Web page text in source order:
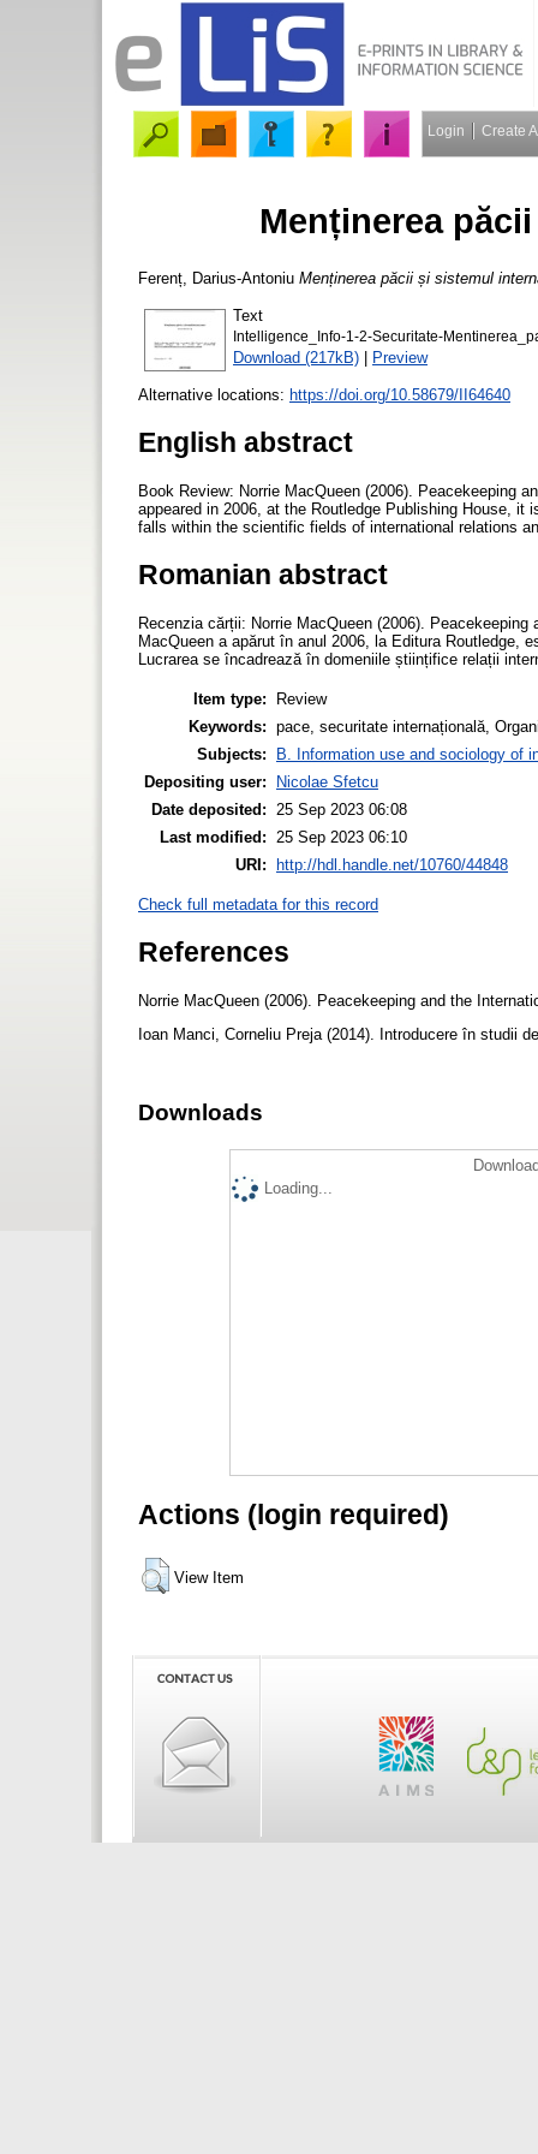
Login Create
Menținerea
Ferenț, Darius-Antoniu Menținerea păcii și sistemul
Text
Intelligence_Info-1-2-Securitate-
Download (217kB) | Preview
Alternative locations: https://doi.org/10.58679/II64640
English abstract
Book Review: Norrie MacQueen (2006). Peacekeeping
appeared in 2006, at the Routledge Publishing House,
falls within the scientific fields of international relations
Romanian abstract
Recenzia cărții: Norrie MacQueen (2006).
MacQueen a apărut în anul 2006, la Editura Routledge,
Lucrarea se încadrează în domeniile științifice relații
Item type:
Review
Keywords: pace, securitate internațională,
Subjects:
B. Information use and sociology of
Depositing user:
Nicolae Sfetcu
Date deposited:
25 Sep 2023 06:08
Last modified:
25 Sep 2023 06:10
URI:
http://hdl.handle.net/10760/44848
Check full metadata for this record
References
Norrie MacQueen (2006). Peacekeeping and the
Ioan Manci, Corneliu Preja (2014). Introducere în studii
Downloads
Loading...
Actions (login required)
View Item